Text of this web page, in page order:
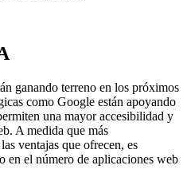
ganando terreno en los próximos
como Google están apoyando
una mayor accesibilidad y
A medida que más
ventajas que ofrecen, es
en el número de aplicaciones web